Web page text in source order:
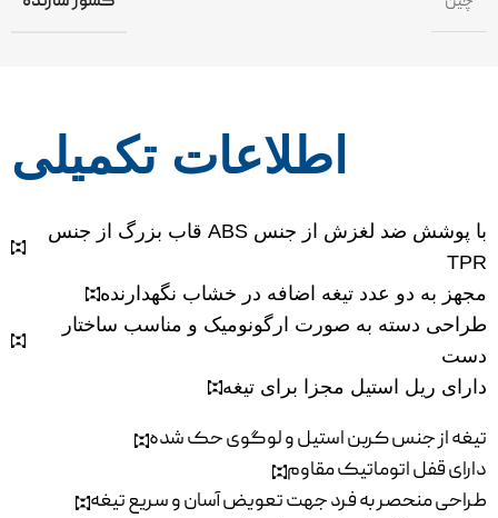
اطلاعات تکمیلی
قاب بزرگ از جنس ABS با پوشش ضد لغزش از جنس
TPR
مجهز به دو عدد تیغه اضافه در خشاب نگهدارنده
طراحی دسته به صورت ارگونومیک و مناسب ساختار
دست
دارای ریل استیل مجزا برای تیغه
تیغه از جنس کربن استیل و لوگوی حک شده
دارای قفل اتوماتیک مقاوم
طراحی منحصر به فرد جهت تعویض آسان و سریع تیغه